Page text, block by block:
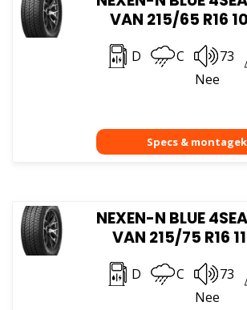
VAN 215/65 R16
D C 73
Nee
NEXEN-N BLUE
VAN 215/75 R16
D C 73
Nee